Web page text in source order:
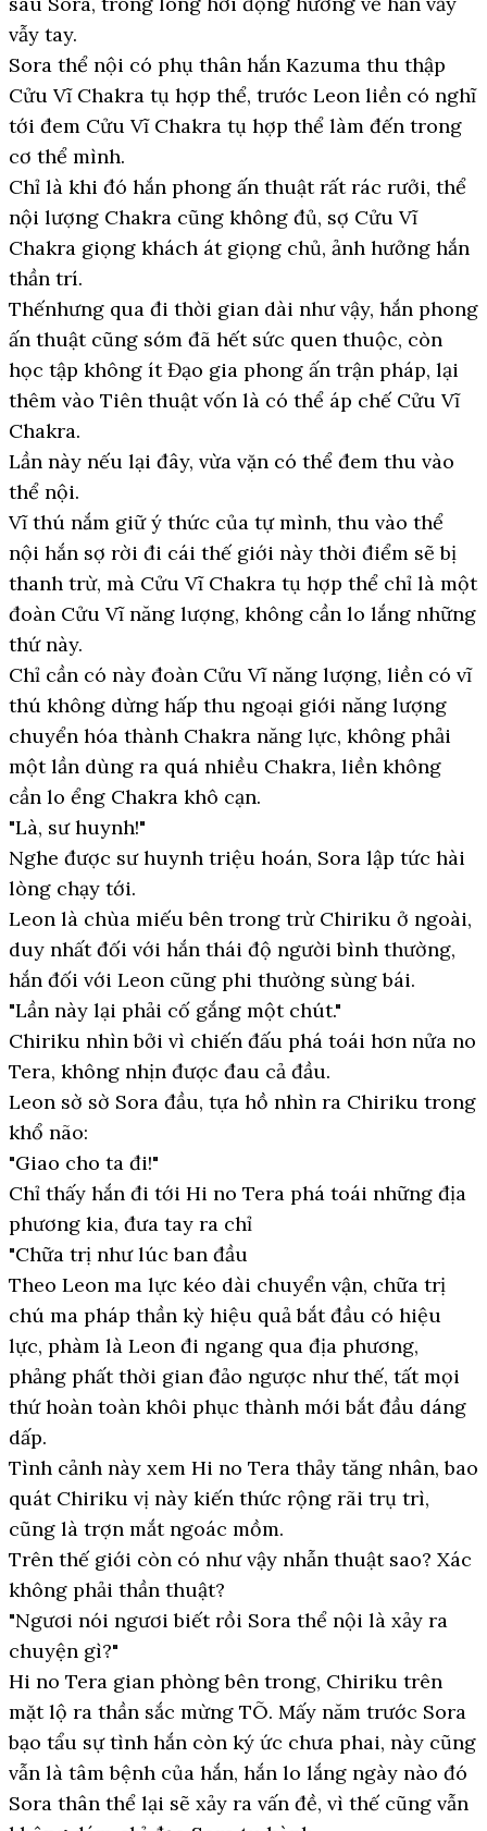
vẫy tay.
Sora thể nội có phụ thân hắn Kazuma thu thập
Cửu Vĩ Chakra tụ hợp thể, trước Leon liền có nghĩ
tới đem Cửu Vĩ Chakra tụ hợp thể làm đến trong
cơ thể mình.
Chỉ là khi đó hắn phong ấn thuật rất rác rưởi, thể
nội lượng Chakra cũng không đủ, sợ Cửu Vĩ
Chakra giọng khách át giọng chủ, ảnh hưởng hắn
thần trí.
Thếnhưng qua đi thời gian dài như vậy, hắn phong
ấn thuật cũng sớm đã hết sức quen thuộc, còn
học tập không ít Đạo gia phong ấn trận pháp, lại
thêm vào Tiên thuật vốn là có thể áp chế Cửu Vĩ
Chakra.
Lần này nếu lại đây, vừa vặn có thể đem thu vào
thể nội.
Vĩ thú nắm giữ ý thức của tự mình, thu vào thể
nội hắn sợ rời đi cái thế giới này thời điểm sẽ bị
thanh trừ, mà Cửu Vĩ Chakra tụ hợp thể chỉ là một
đoàn Cửu Vĩ năng lượng, không cần lo lắng những
thứ này.
Chỉ cần có này đoàn Cửu Vĩ năng lượng, liền có vĩ
thú không dừng hấp thu ngoại giới năng lượng
chuyển hóa thành Chakra năng lực, không phải
một lần dùng ra quá nhiều Chakra, liền không
cần lo ểng Chakra khô cạn.
"Là, sư huynh!"
Nghe được sư huynh triệu hoán, Sora lập tức hài
lòng chạy tới.
Leon là chùa miếu bên trong trừ Chiriku ở ngoài,
duy nhất đối với hắn thái độ người bình thường,
hắn đối với Leon cũng phi thường sùng bái.
"Lần này lại phải cố gắng một chút."
Chiriku nhìn bởi vì chiến đấu phá toái hơn nửa no
Tera, không nhịn được đau cả đầu.
Leon sờ sờ Sora đầu, tựa hồ nhìn ra Chiriku trong
khổ não:
"Giao cho ta đi!"
Chỉ thấy hắn đi tới Hi no Tera phá toái những địa
phương kia, đưa tay ra chỉ
"Chữa trị như lúc ban đầu
Theo Leon ma lực kéo dài chuyển vận, chữa trị
chú ma pháp thần kỳ hiệu quả bắt đầu có hiệu
lực, phàm là Leon đi ngang qua địa phương,
phảng phất thời gian đảo ngược như thế, tất mọi
thứ hoàn toàn khôi phục thành mới bắt đầu dáng
dấp.
Tình cảnh này xem Hi no Tera thảy tăng nhân, bao
quát Chiriku vị này kiến thức rộng rãi trụ trì,
cũng là trợn mắt ngoác mồm.
Trên thế giới còn có như vậy nhẫn thuật sao? Xác
không phải thần thuật?
"Ngươi nói ngươi biết rồi Sora thể nội là xảy ra
chuyện gì?"
Hi no Tera gian phòng bên trong, Chiriku trên
mặt lộ ra thần sắc mừng TÕ. Mấy năm trước Sora
bạo tẩu sự tình hắn còn ký ức chưa phai, này cũng
vẫn là tâm bệnh của hắn, hắn lo lắng ngày nào đó
Sora thân thể lại sẽ xảy ra vấn đề, vì thế cũng vẫn